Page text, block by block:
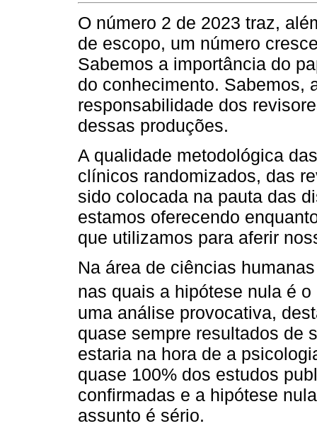
O número 2 de 2023 traz,
de escopo, um número
Sabemos a importância do
do conhecimento. Sabemos,
responsabilidade dos
dessas produções.
A qualidade metodológica
clínicos randomizados, das
sido colocada na pauta das
estamos oferecendo
que utilizamos para aferir
Na área de ciências
nas quais a hipótese nula é
uma análise provocativa,
quase sempre resultados de
estaria na hora de a
quase 100% dos estudos
confirmadas e a hipótese
assunto é sério.